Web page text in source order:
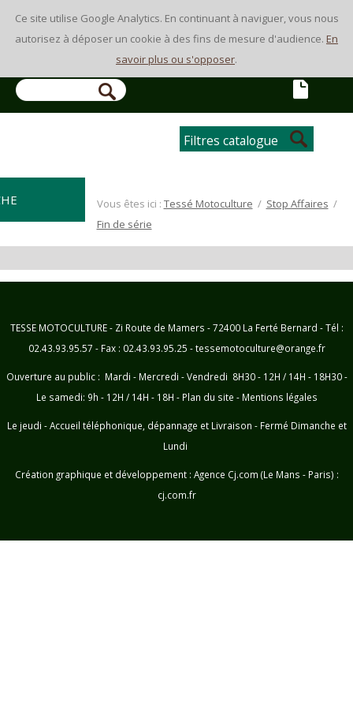
Ce site utilise Google Analytics. En continuant à naviguer, vous nous
autorisez à déposer un cookie à des fins de mesure d'audience. En
savoir plus ou s'opposer.
Vous êtes ici : Tessé Motoculture / Stop Affaires /
Fin de série
Filtres catalogue
TESSE MOTOCULTURE - Zi Route de Mamers - 72400 La Ferté Bernard - Tél :
02.43.93.95.57 - Fax : 02.43.93.95.25 - tessemotoculture@orange.fr
Ouverture au public : Mardi - Mercredi - Vendredi 8H30 - 12H / 14H - 18H30 -
Le samedi: 9h - 12H / 14H - 18H - Plan du site - Mentions légales
Le jeudi - Accueil téléphonique, dépannage et Livraison - Fermé Dimanche et
Lundi
Création graphique et développement : Agence Cj.com (Le Mans - Paris) :
cj.com.fr